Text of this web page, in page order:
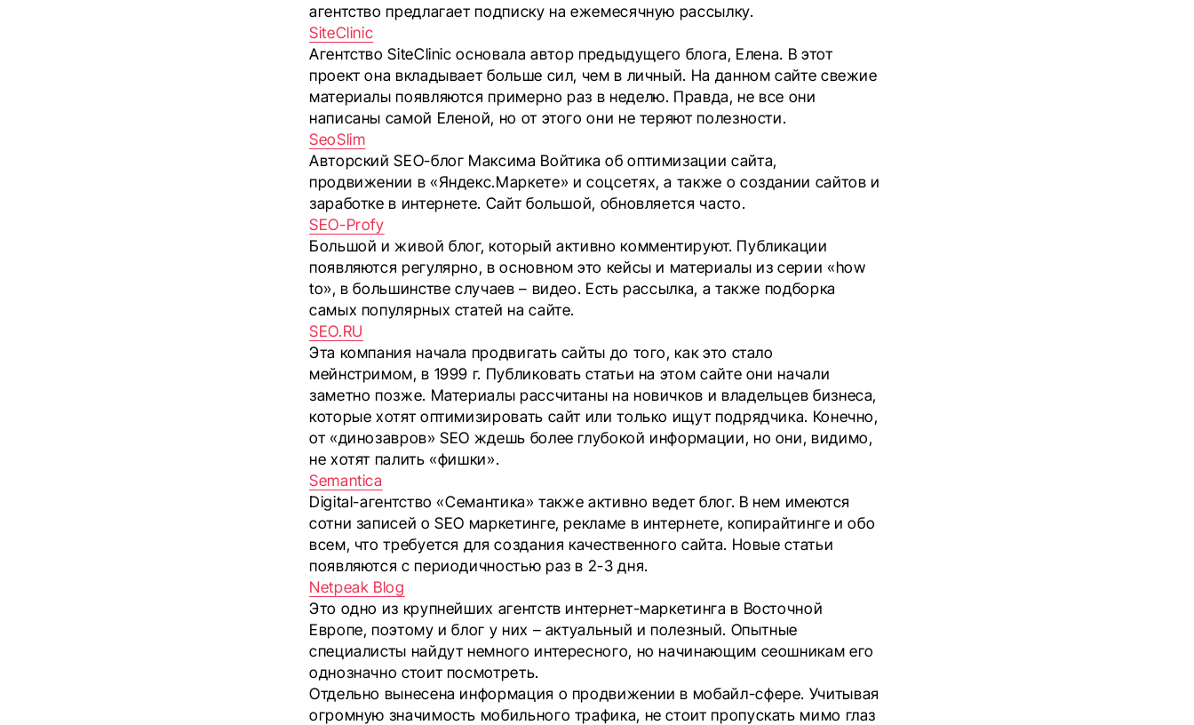
агентство предлагает подписку на ежемесячную рассылку.
SiteClinic
Агентство SiteClinic основала автор предыдущего блога, Елена. В этот
проект она вкладывает больше сил, чем в личный. На данном сайте свежие
материалы появляются примерно раз в неделю. Правда, не все они
написаны самой Еленой, но от этого они не теряют полезности.
SeoSlim
Авторский SEO-блог Максима Войтика об оптимизации сайта,
продвижении в «Яндекс.Маркете» и соцсетях, а также о создании сайтов и
заработке в интернете. Сайт большой, обновляется часто.
SEO-Profy
Большой и живой блог, который активно комментируют. Публикации
появляются регулярно, в основном это кейсы и материалы из серии «how
to», в большинстве случаев – видео. Есть рассылка, а также подборка
самых популярных статей на сайте.
SEO.RU
Эта компания начала продвигать сайты до того, как это стало
мейнстримом, в 1999 г. Публиковать статьи на этом сайте они начали
заметно позже. Материалы рассчитаны на новичков и владельцев бизнеса,
которые хотят оптимизировать сайт или только ищут подрядчика. Конечно,
от «динозавров» SEO ждешь более глубокой информации, но они, видимо,
не хотят палить «фишки».
Semantica
Digital-агентство «Семантика» также активно ведет блог. В нем имеются
сотни записей о SEO маркетинге, рекламе в интернете, копирайтинге и обо
всем, что требуется для создания качественного сайта. Новые статьи
появляются с периодичностью раз в 2-3 дня.
Netpeak Blog
Это одно из крупнейших агентств интернет-маркетинга в Восточной
Европе, поэтому и блог у них – актуальный и полезный. Опытные
специалисты найдут немного интересного, но начинающим сеошникам его
однозначно стоит посмотреть.
Отдельно вынесена информация о продвижении в мобайл-сфере. Учитывая
огромную значимость мобильного трафика, не стоит пропускать мимо глаз